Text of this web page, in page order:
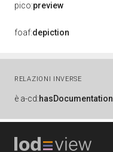
pico:preview
foaf:depiction
RELAZIONI INVERSE
è a-cd:hasDocumentation